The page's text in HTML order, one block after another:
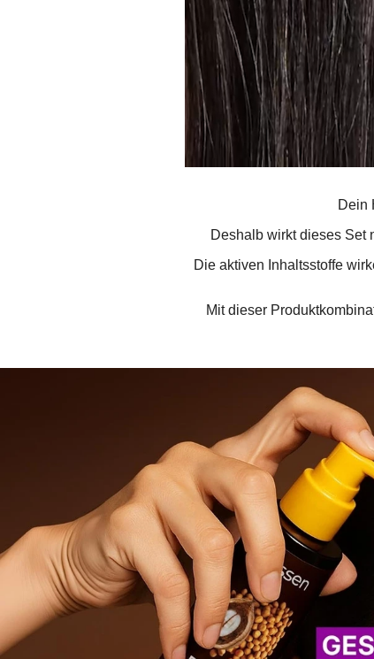
Dein
Deshalb wirkt dieses
Die aktiven Inhaltsstoffe
Mit dieser